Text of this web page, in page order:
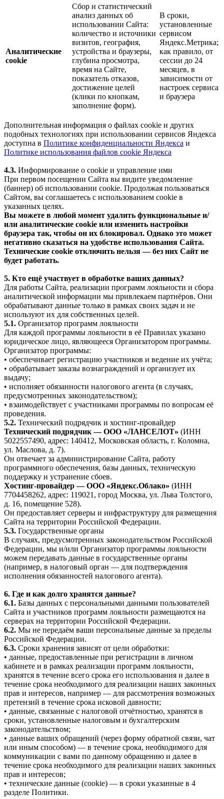
Аналитические
cookie
Сбор и статистический
анализ данных об
использовании Сайта:
количество и источники
визитов, география,
устройства и браузеры,
глубина просмотра,
время на Сайте,
показатель отказов,
достижение целей
(клики по кнопкам,
заполнение форм).
В сроки,
установленные
сервисом
Яндекс.Метрика;
как правило, от
сессии до 24
месяцев, в
зависимости от
настроек сервиса
и браузера
Дополнительная информация о файлах cookie и других
подобных технологиях при использовании сервисов Яндекса
доступна в Политике конфиденциальности Яндекса и
Политике использования файлов cookie Яндекса
4.3. Информирование о cookie и управление ими
При первом посещении Сайта вы видите уведомление
(баннер) об использовании cookie. Продолжая пользоваться
Сайтом, вы соглашаетесь с использованием cookie в
указанных целях.
Вы можете в любой момент удалить функциональные и/
или аналитические cookie или изменить настройки
браузера так, чтобы он их блокировал. Однако это может
негативно сказаться на удобстве использования Сайта.
Технические cookie отключить нельзя — без них Сайт не
будет работать.
5. Кто ещё участвует в обработке ваших данных?
Для работы Сайта, реализации программ лояльности и сбора
аналитической информации мы привлекаем партнёров. Они
обрабатывают данные только в рамках своих задач и не
используют их для собственных целей.
5.1. Организатор программ лояльности
Для каждой программы лояльности в её Правилах указано
юридическое лицо, являющееся Организатором программы.
Организатор программы:
• обеспечивает регистрацию участников и ведение их учёта;
• обрабатывает заказы вознаграждений и организует их
выдачу;
• исполняет обязанности налогового агента (в случаях,
предусмотренных законодательством);
• взаимодействует с участниками программы по вопросам её
проведения.
5.2. Технический подрядчик и хостинг-провайдер
Технический подрядчик — ООО «ЛАНСЕЛОТ» (ИНН
5022557490, адрес: 140412, Московская область, г. Коломна,
ул. Маслова, д. 7).
Он отвечает за администрирование Сайта, работу
программного обеспечения, базы данных, техническую
поддержку и устранение сбоев.
Хостинг-провайдер — ООО «Яндекс.Облако» (ИНН
7704458262, адрес: 119021, город Москва, ул. Льва Толстого,
д. 16, помещение 528).
Он предоставляет серверы и инфраструктуру для размещения
Сайта на территории Российской Федерации.
5.3. Государственные органы
В случаях, предусмотренных законодательством Российской
Федерации, мы и/или Организатор программы лояльности
можем передавать данные в государственные органы
(например, в налоговый орган — для подтверждения
исполнения обязанностей налогового агента).
6. Где и как долго хранятся данные?
6.1. Базы данных с персональными данными пользователей
Сайта и участников программ лояльности размещаются на
серверах на территории Российской Федерации.
6.2. Мы не передаём ваши персональные данные за пределы
Российской Федерации.
6.3. Сроки хранения зависят от цели обработки:
• данные, предоставленные при регистрации в личном
кабинете и в рамках реализации программ лояльности,
хранятся в течение всего срока его использования и далее в
течение срока необходимого для реализации наших законных
прав и интересов, например — для рассмотрения возможных
претензий в течение срока исковой давности;
• данные, связанные с налоговой отчётностью, хранятся в
сроки, установленные налоговым и бухгалтерским
законодательством;
• данные ваших обращений (через форму обратной связи, чат
или иным способом) — в течение срока, необходимого для
коммуникации с вами по данному обращению и далее в
течение срока необходимого для реализации наших законных
прав и интересов;
• технические данные (cookie) — в сроки указанные в 4
разделе Политики.